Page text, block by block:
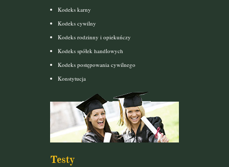
Kodeks karny
Kodeks cywilny
Kodeks rodzinny i opiekuńczy
Kodeks spółek handlowych
Kodeks postępowania cywilnego
Konstytucja
Testy